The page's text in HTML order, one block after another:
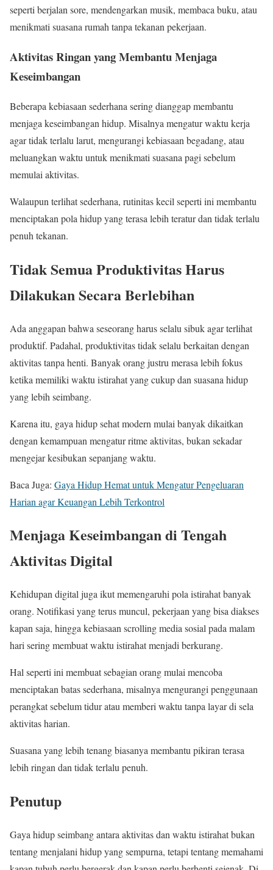
seperti berjalan sore, mendengarkan musik, membaca buku, atau
menikmati suasana rumah tanpa tekanan pekerjaan.
Aktivitas Ringan yang Membantu Menjaga
Keseimbangan
Beberapa kebiasaan sederhana sering dianggap membantu
menjaga keseimbangan hidup. Misalnya mengatur waktu kerja
agar tidak terlalu larut, mengurangi kebiasaan begadang, atau
meluangkan waktu untuk menikmati suasana pagi sebelum
memulai aktivitas.
Walaupun terlihat sederhana, rutinitas kecil seperti ini membantu
menciptakan pola hidup yang terasa lebih teratur dan tidak terlalu
penuh tekanan.
Tidak Semua Produktivitas Harus
Dilakukan Secara Berlebihan
Ada anggapan bahwa seseorang harus selalu sibuk agar terlihat
produktif. Padahal, produktivitas tidak selalu berkaitan dengan
aktivitas tanpa henti. Banyak orang justru merasa lebih fokus
ketika memiliki waktu istirahat yang cukup dan suasana hidup
yang lebih seimbang.
Karena itu, gaya hidup sehat modern mulai banyak dikaitkan
dengan kemampuan mengatur ritme aktivitas, bukan sekadar
mengejar kesibukan sepanjang waktu.
Baca Juga: Gaya Hidup Hemat untuk Mengatur Pengeluaran
Harian agar Keuangan Lebih Terkontrol
Menjaga Keseimbangan di Tengah
Aktivitas Digital
Kehidupan digital juga ikut memengaruhi pola istirahat banyak
orang. Notifikasi yang terus muncul, pekerjaan yang bisa diakses
kapan saja, hingga kebiasaan scrolling media sosial pada malam
hari sering membuat waktu istirahat menjadi berkurang.
Hal seperti ini membuat sebagian orang mulai mencoba
menciptakan batas sederhana, misalnya mengurangi penggunaan
perangkat sebelum tidur atau memberi waktu tanpa layar di sela
aktivitas harian.
Suasana yang lebih tenang biasanya membantu pikiran terasa
lebih ringan dan tidak terlalu penuh.
Penutup
Gaya hidup seimbang antara aktivitas dan waktu istirahat bukan
tentang menjalani hidup yang sempurna, tetapi tentang memahami